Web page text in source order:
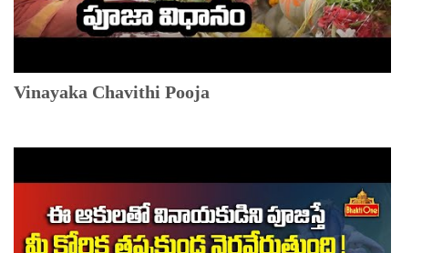
Vinayaka Chavithi Pooja